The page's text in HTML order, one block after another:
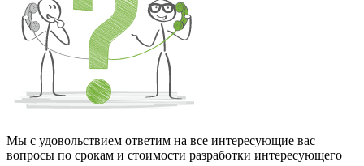
Мы с удовольствием ответим на все интересующие вас
вопросы по срокам и стоимости разработки интересующего